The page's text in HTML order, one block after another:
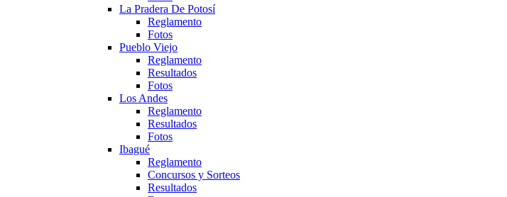
La Pradera De Potosí
Reglamento
Fotos
Pueblo Viejo
Reglamento
Resultados
Fotos
Los Andes
Reglamento
Resultados
Fotos
Ibagué
Reglamento
Concursos y Sorteos
Resultados